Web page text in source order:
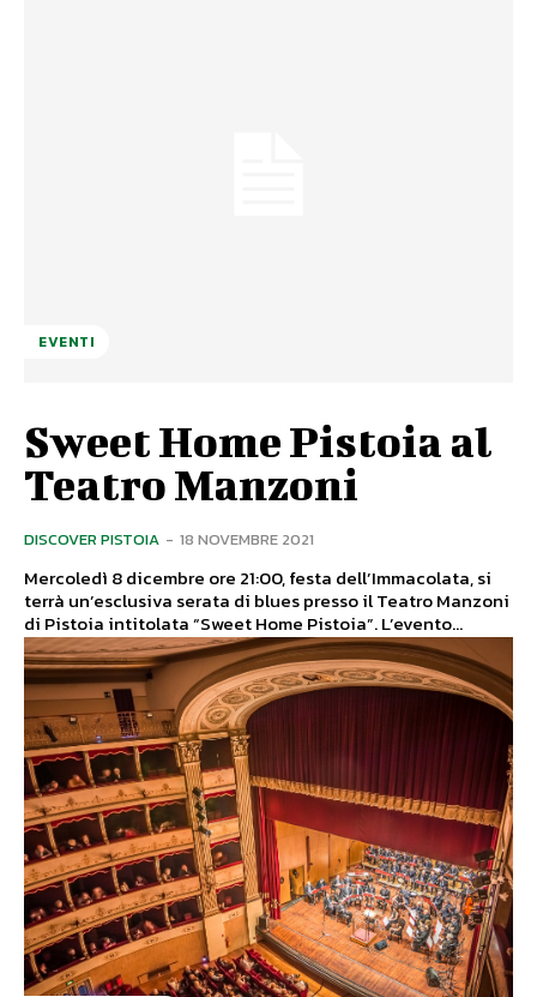
EVENTI
Sweet Home Pistoia al
Teatro Manzoni
DISCOVER PISTOIA - 18 NOVEMBRE 2021
Mercoledì 8 dicembre ore 21:00, festa dell’Immacolata, si
terrà un’esclusiva serata di blues presso il Teatro Manzoni
di Pistoia intitolata “Sweet Home Pistoia”. L’evento...